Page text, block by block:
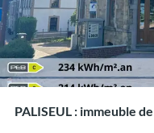
PALISEUL : immeuble